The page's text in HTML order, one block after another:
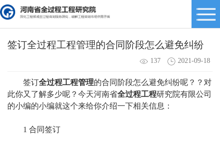
签订全过程工程管理的合同阶段怎么避免纠纷
137 2021-09-18
签订全过程工程管理的合同阶段怎么避免纠纷呢？？对
此你又了解多少呢？今天河南省全过程工程研究院有限公司
的小编的小编就这个来给你介绍一下相关信息：
1 合同签订